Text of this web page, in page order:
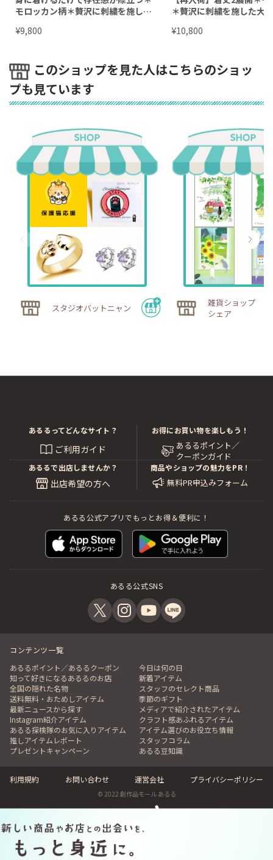
モロッカン柄＊贅沢に刺繍を施した
¥9,800
＊贅沢に刺繍を施した大
-sk007
¥10,800
このショップを見た人はこちらのショッ
プも見ています
スタジオバットニャン
雑貨ショップ ハ
シェア
あるるってどんなサイト？
ご利用ガイド
お得にお買い物を楽しもう！
あるるポイント／
クーポンガイド
あるるで出店しませんか？
出店希望の方へ
商品やショップの魅力をPR！
無料PR申込みフォーム
あるる公式アプリでもっとお得＆便利に！
あるる公式SNS
コンテンツ一覧
あるるポイント／あるるクーポン
今日は何の日
知って好きになるあるるのお店
新着アイテム
全国の隠れた名物
スタッフのセレクト商品
送料無料・おためしアイテム
季節のギフト
最新ニュースから探す
メディアで紹介されたアイテム
Instagram紹介アイテム
クラフト感あふれるアイテム
あるる探検隊のお気に入りアイテム
アイテム選びのお役立ち情報
推しアイテムレポート
スタッフコラム
プレゼントキャンペーン
あるる豆知識
利用規約 お問い合わせ 運営会社 プライバシーポリシー
© 2022 創作品モール あるる